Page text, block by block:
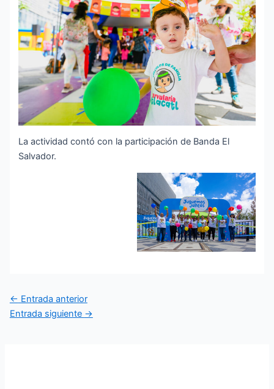
La actividad contó con la participación de Banda El
Salvador.
Navegación
de
← Entrada anterior
Entrada siguiente →